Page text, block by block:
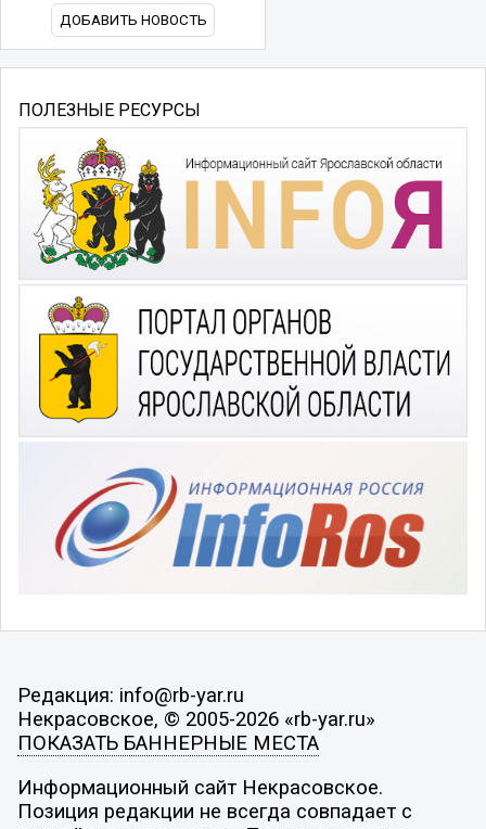
ДОБАВИТЬ НОВОСТЬ
ПОЛЕЗНЫЕ РЕСУРСЫ
Редакция: info@rb-yar.ru
Некрасовское, © 2005-2026 «rb-yar.ru»
ПОКАЗАТЬ БАННЕРНЫЕ МЕСТА
Информационный сайт Некрасовское.
Позиция редакции не всегда совпадает с